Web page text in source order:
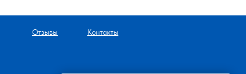
Отзывы Контакты